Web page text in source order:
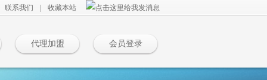
联系我们 收藏本站
代理加盟 会员登录